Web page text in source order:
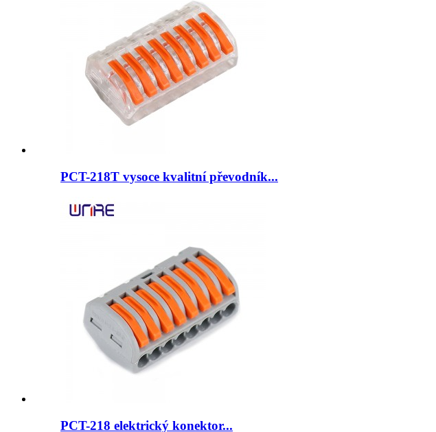
PCT-218T vysoce kvalitní převodník...
PCT-218 elektrický konektor...